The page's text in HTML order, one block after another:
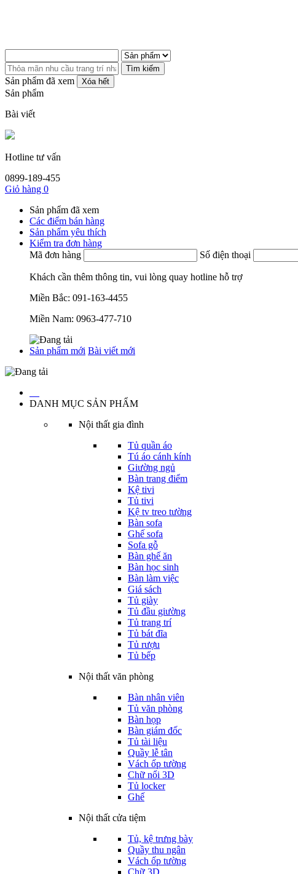
Tìm kiếm
Sản phẩm đã xem Xóa hết
Sản phẩm
Bài viết
Hotline tư vấn
0899-189-455
Giỏ hàng 0
Sản phẩm đã xem
Các điểm bán hàng
Sản phẩm yêu thích
Kiểm tra đơn hàng
Mã đơn hàng
Số điện thoại
Khách cần thêm thông tin, vui lòng quay hotline hỗ trợ
Miền Bắc: 091-163-4455
Miền Nam: 0963-477-710
Sản phẩm mới Bài viết mới
DANH MỤC SẢN PHẨM
Nội thất gia đình
Tủ quần áo
Tú áo cánh kính
Giường ngủ
Bàn trang điểm
Kệ tivi
Tủ tivi
Kệ tv treo tường
Bàn sofa
Ghế sofa
Sofa gỗ
Bàn ghế ăn
Bàn học sinh
Bàn làm việc
Giá sách
Tủ giày
Tủ đầu giường
Tủ trang trí
Tủ bát đĩa
Tủ rượu
Tủ bếp
Nội thất văn phòng
Bàn nhân viên
Tủ văn phòng
Bàn họp
Bàn giám đốc
Tủ tài liệu
Quầy lễ tân
Vách ốp tường
Chữ nổi 3D
Tủ locker
Ghế
Nội thất cửa tiệm
Tủ, kệ trưng bày
Quầy thu ngân
Vách ốp tường
Chữ 3D